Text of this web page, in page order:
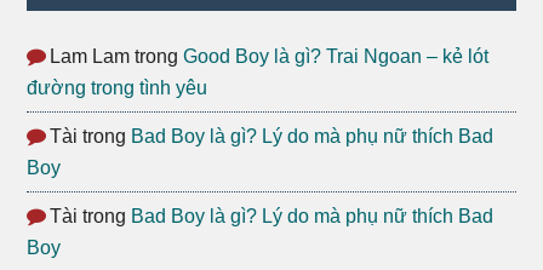
Lam Lam trongGood Boy là gì? Trai Ngoan – kẻ lót
đường trong tình yêu
Tài trong Bad Boy là gì? Lý do mà phụ nữ thích Bad
Boy
Tài trong Bad Boy là gì? Lý do mà phụ nữ thích Bad
Boy